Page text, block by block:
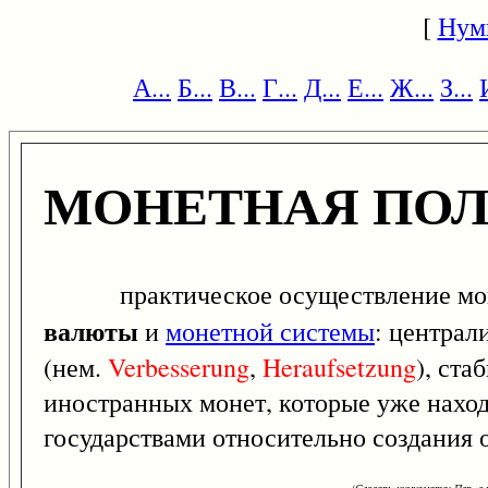
[
А... Б... В... Г... Д... Е... Ж... З...
МОНЕТНАЯ
практическое осуществление
валюты имонетной системы:
(нем. Verbesserung, Heraufsetzung),
иностранных монет, которые уже
государствами относительно